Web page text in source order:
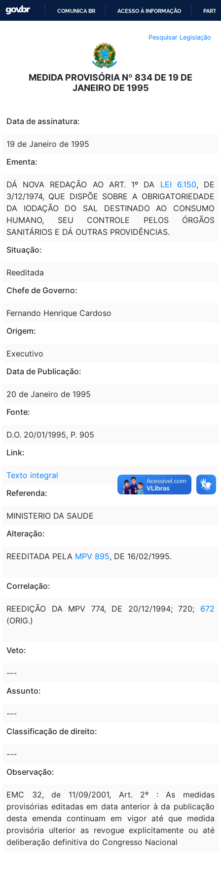
O
CONTEÚDO
COMUNICA BR ACESSO À INFORMAÇÃO
Pesquisar Legislação
MEDIDA PROVISÓRIA Nº 834 DE 19 DE
JANEIRO DE 1995
Data de assinatura:
19 de Janeiro de 1995
Ementa:
DÁ NOVA REDAÇÃO AO ART. 1º DA LEI 6.150, DE
3/12/1974, QUE DISPÕE SOBRE A OBRIGATORIEDADE
DA IODAÇÃO DO SAL DESTINADO AO CONSUMO
HUMANO, SEU CONTROLE PELOS ÓRGÃOS
SANITÁRIOS E DÁ OUTRAS PROVIDÊNCIAS.
Situação:
Reeditada
Chefe de Governo:
Fernando Henrique Cardoso
Origem:
Executivo
Data de Publicação:
20 de Janeiro de 1995
Fonte:
D.O. 20/01/1995, P. 905
Link:
Texto integral
Referenda:
MINISTERIO DA SAUDE
Alteração:
REEDITADA PELA MPV 895, DE 16/02/1995.
Correlação:
REEDIÇÃO DA MPV 774, DE 20/12/1994; 720; 672
(ORIG.)
Veto:
---
Assunto:
---
Classificação de direito:
---
Observação:
EMC 32, de 11/09/2001, Art. 2º : As medidas
provisórias editadas em data anterior à da publicação
desta emenda continuam em vigor até que medida
provisória ulterior as revogue explicitamente ou até
deliberação definitiva do Congresso Nacional